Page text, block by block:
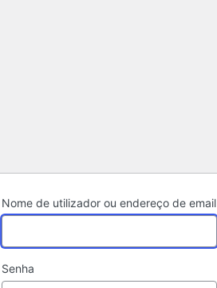
Nome de utilizador ou endereço de email
Senha